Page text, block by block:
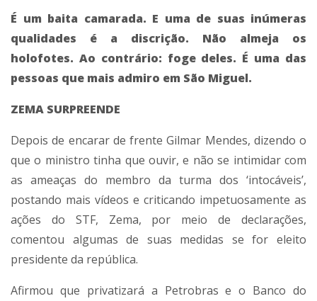
É um baita camarada. E uma de suas inúmeras
qualidades é a discrição. Não almeja os
holofotes. Ao contrário: foge deles. É uma das
pessoas que mais admiro em São Miguel.
ZEMA SURPREENDE
Depois de encarar de frente Gilmar Mendes, dizendo o
que o ministro tinha que ouvir, e não se intimidar com
as ameaças do membro da turma dos ‘intocáveis’,
postando mais vídeos e criticando impetuosamente as
ações do STF, Zema, por meio de declarações,
comentou algumas de suas medidas se for eleito
presidente da república.
Afirmou que privatizará a Petrobras e o Banco do